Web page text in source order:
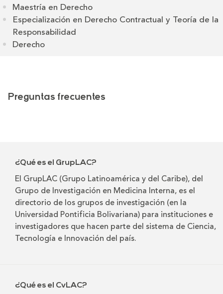
Maestría en Derecho
Especialización en Derecho Contractual y Teoría de la
Responsabilidad
Derecho
Preguntas frecuentes
¿Qué es el GrupLAC?
El GrupLAC (Grupo Latinoamérica y del Caribe), del
Grupo de Investigación en Medicina Interna, es el
directorio de los grupos de investigación (en la
Universidad Pontificia Bolivariana) para instituciones e
investigadores que hacen parte del sistema de Ciencia,
Tecnología e Innovación del país.
¿Qué es el CvLAC?